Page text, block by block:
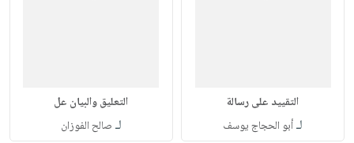
التقييد على رسالة
لـأبو الحجاج يوسف
التعليق والبيان عل
لـ صالح الفوزان